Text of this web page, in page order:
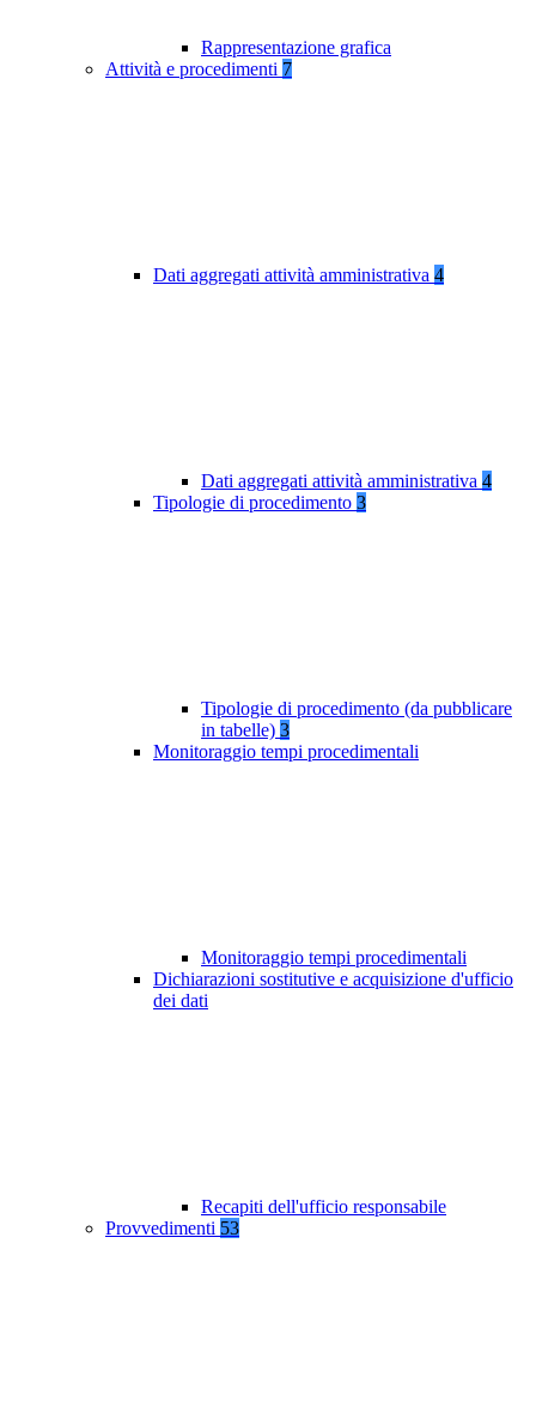
Rappresentazione grafica
Attività e procedimenti 7
Dati aggregati attività amministrativa 4
Dati aggregati attività amministrativa 4
Tipologie di procedimento 3
Tipologie di procedimento (da pubblicare
in tabelle) 3
Monitoraggio tempi procedimentali
Monitoraggio tempi procedimentali
Dichiarazioni sostitutive e acquisizione d'ufficio
dei dati
Recapiti dell'ufficio responsabile
Provvedimenti 53